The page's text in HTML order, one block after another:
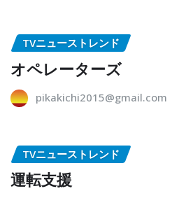
TVニューストレンド
オペレーターズ
pikakichi2015@gmail.com
TVニューストレンド
運転支援